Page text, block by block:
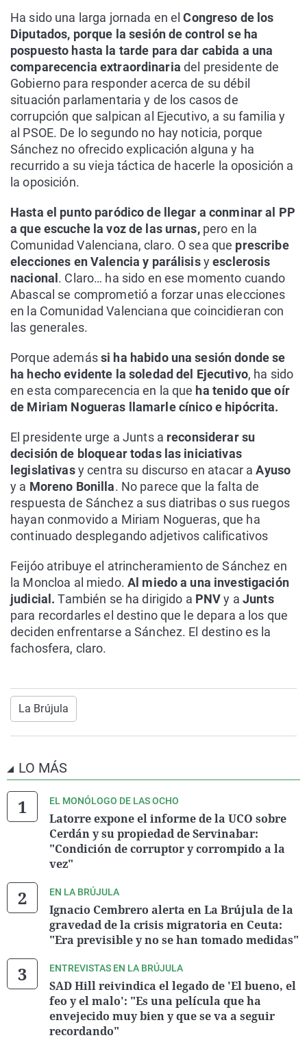
Ha sido una larga jornada en el Congreso de los
Diputados, porque la sesión de control se ha
pospuesto hasta la tarde para dar cabida a una
comparecencia extraordinaria del presidente de
Gobierno para responder acerca de su débil
situación parlamentaria y de los casos de
corrupción que salpican al Ejecutivo, a su familia y
al PSOE. De lo segundo no hay noticia, porque
Sánchez no ofrecido explicación alguna y ha
recurrido a su vieja táctica de hacerle la oposición a
la oposición.
Hasta el punto paródico de llegar a conminar al PP
a que escuche la voz de las urnas,pero en la
Comunidad Valenciana, claro. O sea que prescribe
elecciones en Valencia y parálisisyesclerosis
nacional . Claro… ha sido en ese momento cuando
Abascal se comprometió a forzar unas elecciones
en la Comunidad Valenciana que coincidieran con
las generales.
Porque ademássi ha habido una sesión donde se
ha hecho evidente la soledad del Ejecutivo, ha sido
en esta comparecencia en la que ha tenido que oír
de Miriam Nogueras llamarle cínico e hipócrita.
El presidente urge a Junts a reconsiderar su
decisión de bloquear todas las iniciativas
legislativasy centra su discurso en atacar aAyuso
y a Moreno Bonilla. No parece que la falta de
respuesta de Sánchez a sus diatribas o sus ruegos
hayan conmovido a Miriam Nogueras, que ha
continuado desplegando adjetivos calificativos
Feijóo atribuye el atrincheramiento de Sánchez en
la Moncloa al miedo. Al miedo a una investigación
judicial.También se ha dirigido a PNVy aJunts
para recordarles el destino que le depara a los que
deciden enfrentarse a Sánchez. El destino es la
fachosfera, claro.
La Brújula
LO MÁS
EL MONÓLOGO DE LAS OCHO
Latorre expone el informe de la UCO sobre
Cerdán y su propiedad de Servinabar:
"Condición de corruptor y corrompido a la
vez"
EN LA BRÚJULA
Ignacio Cembrero alerta en La Brújula de la
gravedad de la crisis migratoria en Ceuta:
"Era previsible y no se han tomado medidas"
ENTREVISTAS EN LA BRÚJULA
SAD Hill reivindica el legado de 'El bueno, el
feo y el malo': "Es una película que ha
envejecido muy bien y que se va a seguir
recordando"